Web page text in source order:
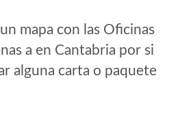
mapa con las Oficinas
a en Cantabria por si
alguna carta o paquete